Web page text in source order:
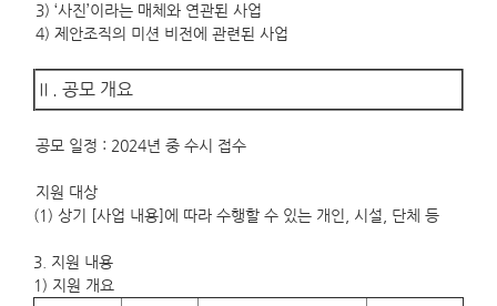
3) ‘사진’이라는 매체와 연관된 사업
4) 제안조직의 미션 비전에 관련된 사업
Ⅱ. 공모 개요
공모 일정 : 2024년 중 수시 접수
지원 대상
(1) 상기 [사업 내용]에 따라 수행할 수 있는 개인, 시설, 단체 등
3. 지원 내용
1) 지원 개요